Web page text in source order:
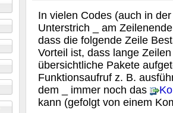
In vielen Codes (auch in
Unterstrich _ am
dass die folgende Zeile
Vorteil ist, dass lange
übersichtliche Pakete
Funktionsaufruf z. B.
dem _ immer noch das
kann (gefolgt von einem